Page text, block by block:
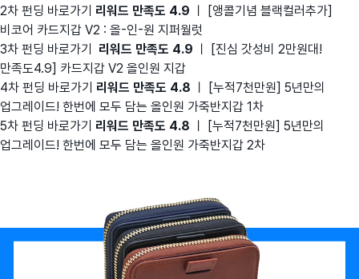
2차 펀딩 바로가기 리워드 만족도 4.9 ㅣ [앵콜기념 블랙컬러추가]
비코어 카드지갑 V2 : 올-인-원 지퍼월럿
3차 펀딩 바로가기 리워드 만족도 4.9 ㅣ [진심 갓성비 2만원대!
만족도4.9] 카드지갑 V2 올인원 지갑
4차 펀딩 바로가기 리워드 만족도 4.8 ㅣ [누적7천만원] 5년만의
업그레이드! 한번에 모두 담는 올인원 가죽반지갑 1차
5차 펀딩 바로가기 리워드 만족도 4.8 ㅣ [누적7천만원] 5년만의
업그레이드! 한번에 모두 담는 올인원 가죽반지갑 2차